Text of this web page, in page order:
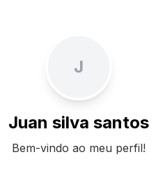
J
Juan silva santos
Bem-vindo ao meu perfil!